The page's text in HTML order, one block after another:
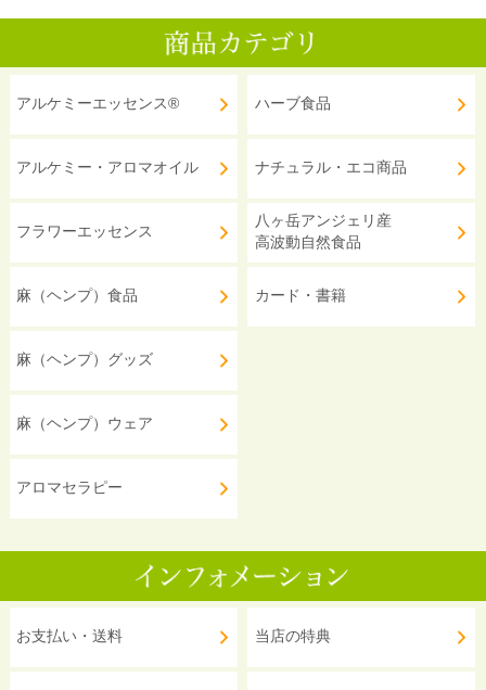
アルケミーエッセンス®
アルケミー・アロマオイル
フラワーエッセンス
麻（ヘンプ）食品
麻（ヘンプ）グッズ
麻（ヘンプ）ウェア
アロマセラピー
ハーブ食品
ナチュラル・エコ商品
八ヶ岳アンジェリ産
高波動自然食品
カード・書籍
お支払い・送料 当店の特典